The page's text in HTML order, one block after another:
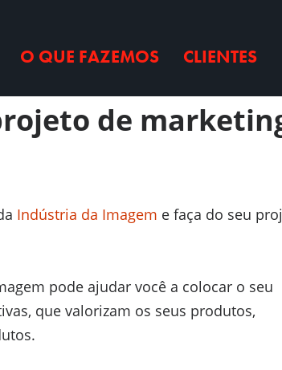
O QUE FAZEMOS CLIENTES
de
Indústria da Imagem e faça do seu
pode ajudar você a colocar o seu
que valorizam os seus produtos,